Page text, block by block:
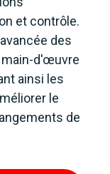
et contrôle.
des
main-d'œuvre
ainsi les
le
de